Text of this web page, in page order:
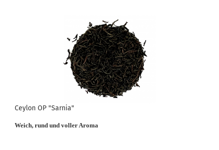
Ceylon OP "Sarnia"
Weich, rund und voller Aroma